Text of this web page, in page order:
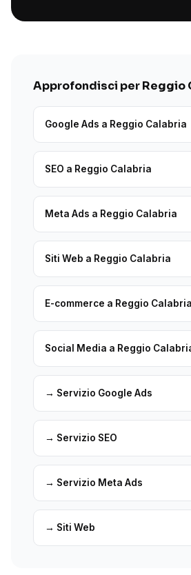
Approfondisci per Reggio
Google Ads a Reggio Calabria
SEO a Reggio Calabria
Meta Ads a Reggio Calabria
Siti Web a Reggio Calabria
E-commerce a Reggio Calabria
Social Media a Reggio
→ Servizio Google Ads
→ Servizio SEO
→ Servizio Meta Ads
→ Siti Web